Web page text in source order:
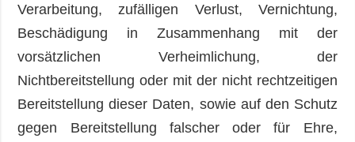
Verarbeitung, zufälligen Verlust, Vernichtung,
Beschädigung in Zusammenhang mit der
vorsätzlichen Verheimlichung, der
Nichtbereitstellung oder mit der nicht rechtzeitigen
Bereitstellung dieser Daten, sowie auf den Schutz
gegen Bereitstellung falscher oder für Ehre,